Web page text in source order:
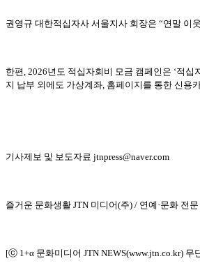
권영규 대한적십자사 서울지사 회장은 “연말 이
한편, 2026년도 적십자회비 모금 캠페인은 ‘적
지 납부 외에도 가상계좌, 홈페이지를 통한 신용
기사제보 및 보도자료 jtnpress@naver.com
즐거운 문화생활 JTN 미디어(주) / 연예·문화 전
[ⓒ 1+α 문화미디어 JTN NEWS(www.jtn.co.kr) 무